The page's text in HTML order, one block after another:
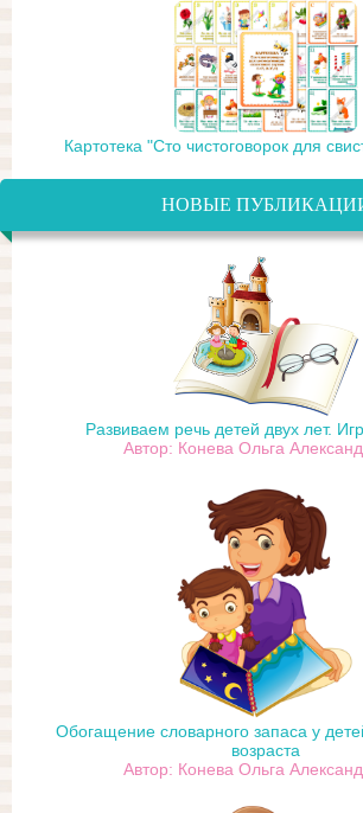
Картотека "Сто чистоговорок для
НОВЫЕ
Развиваем речь детей двух лет.
Автор: Конева Ольга
Обогащение словарного запаса у
возраста
Автор: Конева Ольга